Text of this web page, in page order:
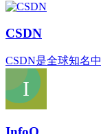
CSDN
CSDN是全球知名